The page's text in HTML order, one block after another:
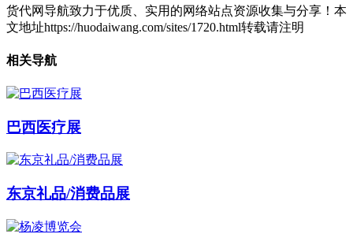
货代网导航致力于优质、实用的网络站点资源收集与分享！ 本
文地址https://huodaiwang.com/sites/1720.html转载请注明
相关导航
巴西医疗展
东京礼品/消费品展